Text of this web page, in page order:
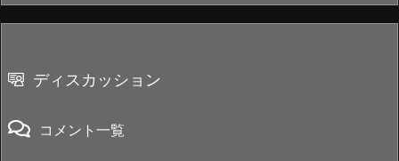
ディスカッション
コメント一覧